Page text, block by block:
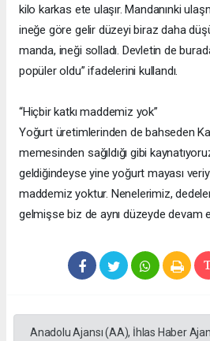
kilo karkas ete ulaşır. Mandanınki
ineğe göre gelir düzeyi biraz daha
manda, ineği solladı. Devletin de
popüler oldu” ifadelerini kullandı.
“Hiçbir katkı maddemiz yok”
Yoğurt üretimlerinden de bahseden
memesinden sağıldığı gibi
geldiğindeyse yine yoğurt mayası
maddemiz yoktur. Nenelerimiz,
gelmişse biz de aynı düzeyde devam
Anadolu Ajansı (AA), İhlas Haber